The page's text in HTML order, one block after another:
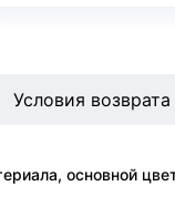
основной
Условия